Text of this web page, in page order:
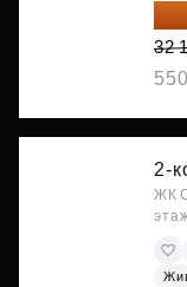
32
2-
ЖК